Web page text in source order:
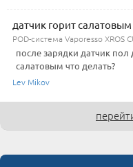
датчик горит салатовым
POD-система Vaporesso XROS
после зарядки датчик
салатовым что делать?
Lev Mikov